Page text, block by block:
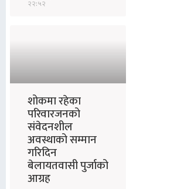
२२:५२
शोकमा रहेका
परिवारजनको
संवेदनशील
अवस्थाको सम्मान
गरिदिन
बेलायतवासी पुर्जाको
आग्रह